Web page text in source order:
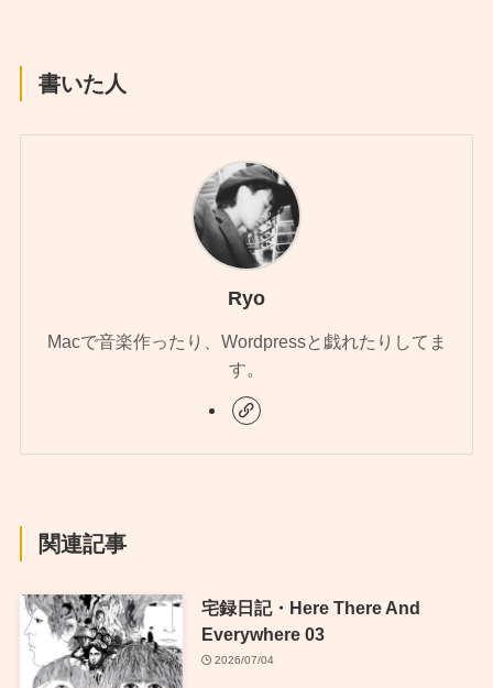
書いた人
Ryo
Macで音楽作ったり、Wordpressと戯れたりしてま
す。
関連記事
宅録日記・Here There And
Everywhere 03
2026/07/04